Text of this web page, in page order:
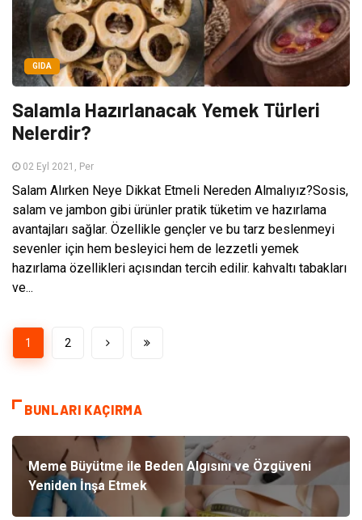
GIDA
Salamla Hazırlanacak Yemek Türleri
Nelerdir?
02 Eyl 2021, Per
Salam Alırken Neye Dikkat Etmeli Nereden Almalıyız?Sosis,
salam ve jambon gibi ürünler pratik tüketim ve hazırlama
avantajları sağlar. Özellikle gençler ve bu tarz beslenmeyi
sevenler için hem besleyici hem de lezzetli yemek
hazırlama özellikleri açısından tercih edilir. kahvaltı tabakları
ve...
1 2
BUNLARI KAÇIRMA
Meme Büyütme ile Beden Algısını ve Özgüveni
Yeniden İnşa Etmek